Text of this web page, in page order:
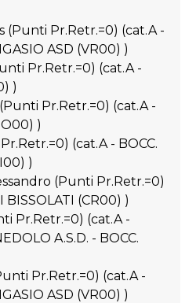
(Punti Pr.Retr.=0) (cat.A -
ASD (VR00) )
Pr.Retr.=0) (cat.A -
)
Pr.Retr.=0) (cat.A -
)
(cat.A - BOCC.
)
(Punti Pr.Retr.=0)
BISSOLATI (CR00) )
Pr.Retr.=0) (cat.A -
A.S.D. - BOCC.
Pr.Retr.=0) (cat.A -
ASD (VR00) )